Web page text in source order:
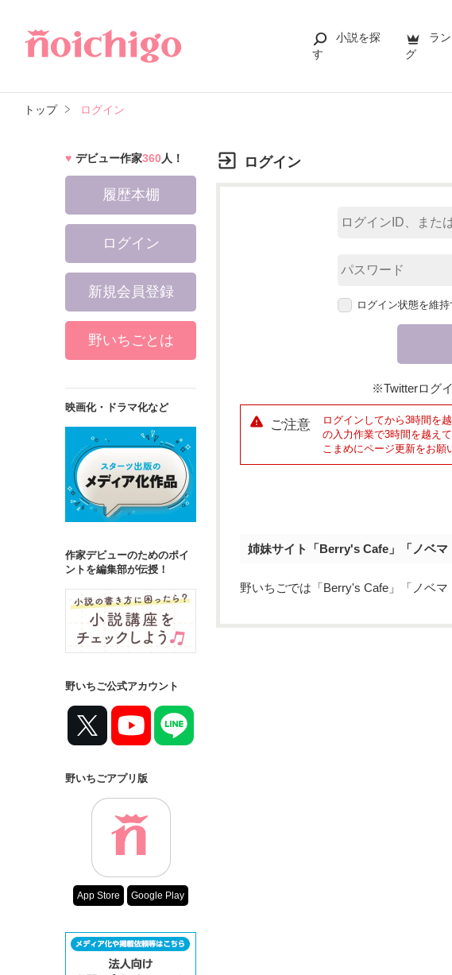
小説を探
す
ラ
グ
トップ ログイン
ログイン
ログイン状態を維持
※Twitterログ
ご注意
ログインしてから3時間を
の入力作業で3時間を越え
こまめにページ更新をお願
姉妹サイト「Berry's Cafe」「ノベマ
野いちごでは「Berry's Cafe」「ノベ
デビュー作家360人！
履歴本棚
ログイン
新規会員登録
野いちごとは
映画化・ドラマ化など
作家デビューのためのポイ
ントを編集部が伝授！
野いちご公式アカウント
野いちごアプリ版
App Store Google Play